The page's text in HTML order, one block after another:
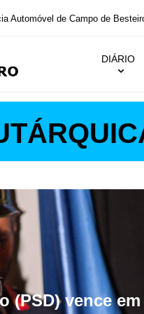
Automóvel de Campo de
DIÁRIO
(PSD) vence em